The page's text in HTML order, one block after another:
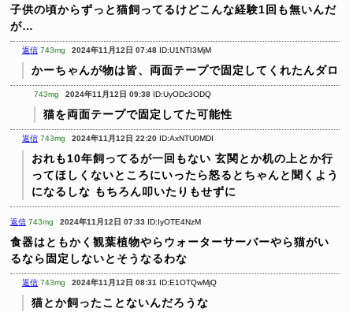
子供の頃からずっと猫飼ってるけどこんな経験1回も無いんだ
が…
返信 743mg 2024年11月12日 07:48 ID:U1NTI3MjM
かーちゃんが物は皆、両面テープで固定してくれたんダロ
743mg 2024年11月12日 09:38 ID:UyODc3ODQ
猫を両面テープで固定してた可能性
返信 743mg 2024年11月12日 22:20 ID:AxNTU0MDI
おれも10年飼ってるが一回もない 玄関とか机の上とか行
ってほしくないところにいったら怒るとちゃんと聞くよう
になるしな もちろん叩いたりもせずに
返信 743mg 2024年11月12日 07:33 ID:IyOTE4NzM
食器はともかく観葉植物やらウォーターサーバーやら猫がい
るなら固定しないとそうなるわな
返信 743mg 2024年11月12日 08:31 ID:E1OTQwMjQ
猫とか飼ったことないんだろうな